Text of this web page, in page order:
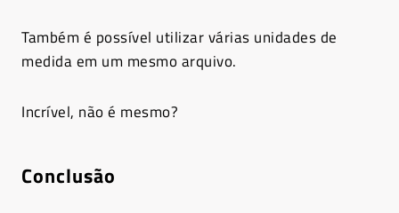
Também é possível utilizar várias unidades de
medida em um mesmo arquivo.
Incrível, não é mesmo?
Conclusão